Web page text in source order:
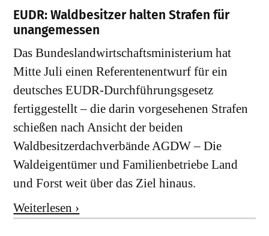
EUDR: Waldbesitzer halten Strafen für
unangemessen
Das Bundeslandwirtschaftsministerium hat
Mitte Juli einen Referentenentwurf für ein
deutsches EUDR-Durchführungsgesetz
fertiggestellt – die darin vorgesehenen Strafen
schießen nach Ansicht der beiden
Waldbesitzerdachverbände AGDW – Die
Waldeigentümer und Familienbetriebe Land
und Forst weit über das Ziel hinaus.
Weiterlesen ›